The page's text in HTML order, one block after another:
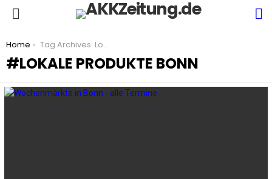
You are here:
Home Tag Archives: Lokale Produkte Bonn
LOKALE PRODUKTE BONN